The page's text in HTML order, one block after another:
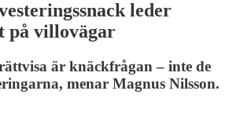
leder
på villovägar
är knäckfrågan – inte de
menar Magnus Nilsson.